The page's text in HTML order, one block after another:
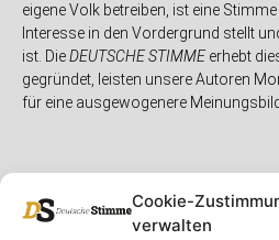
Cookie-
verwalten
eigene Volk betreiben, ist eine
Interesse in den Vordergrund stellt
ist. DieDEUTSCHE STIMMEerhebt
gegründet, leisten unsere Autoren
für eine ausgewogenere